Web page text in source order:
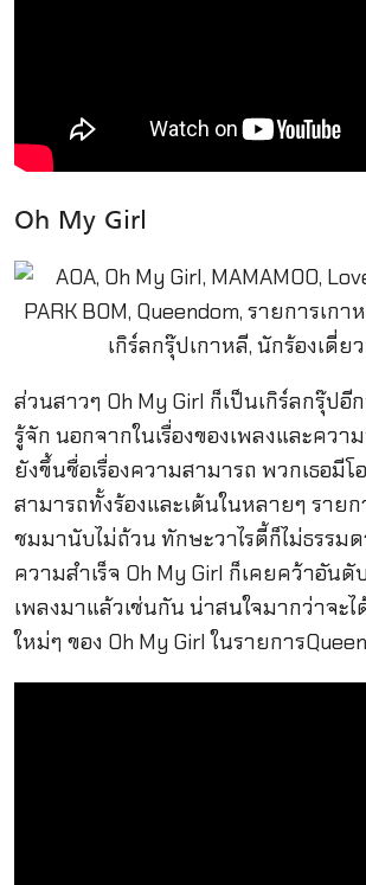
Oh My Girl
ส่วนสาวๆ Oh My Girl ก็เป็นเกิร์ลกรุ๊ปอี
รู้จัก นอกจากในเรื่องของเพลงและควา
ยังขึ้นชื่อเรื่องความสามารถ พวกเธอมีโ
สามารถทั้งร้องและเต้นในหลายๆ ราย
ชมมานับไม่ถ้วน ทักษะวาไรตี้ก็ไม่ธรรมด
ความสำเร็จ Oh My Girl ก็เคยคว้าอันดั
เพลงมาแล้วเช่นกัน น่าสนใจมากว่าจะ
ใหม่ๆ ของ Oh My Girl ในรายการ